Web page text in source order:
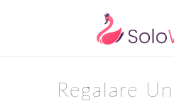
Regalare